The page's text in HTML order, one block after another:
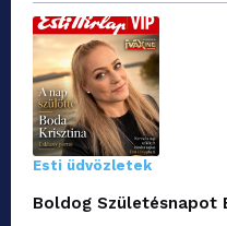
Esti üdvözletek
Boldog Születésnapot